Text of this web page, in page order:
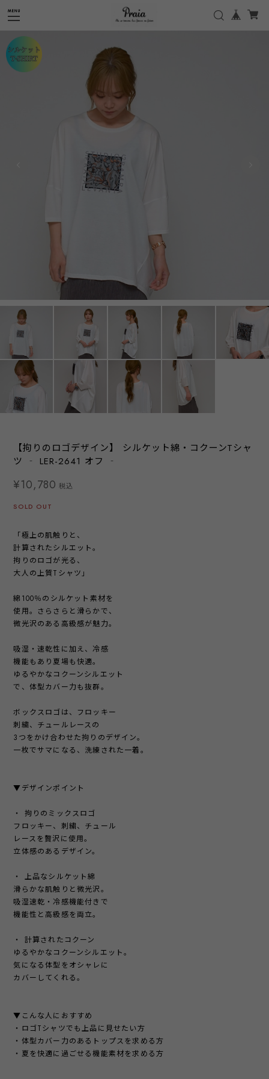
【拘りのロゴデザイン】 シルケット綿・コクーンTシャ
ツ ‐ LER-2641 オフ ‐
¥10,780 税込
SOLD OUT
「極上の肌触りと、
計算されたシルエット。
拘りのロゴが光る、
大人の上質Tシャツ」
綿100％のシルケット素材を
使用。さらさらと滑らかで、
微光沢のある高級感が魅力。
吸湿・速乾性に加え、冷感
機能もあり夏場も快適。
ゆるやかなコクーンシルエット
で、体型カバー力も抜群。
ボックスロゴは、フロッキー
刺繍、チュールレースの
3つをかけ合わせた拘りのデザイン。
一枚でサマになる、洗練された一着。
▼デザインポイント
・ 拘りのミックスロゴ
フロッキー、刺繍、チュール
レースを贅沢に使用。
立体感のあるデザイン。
・ 上品なシルケット綿
滑らかな肌触りと微光沢。
吸湿速乾・冷感機能付きで
機能性と高級感を両立。
・ 計算されたコクーン
ゆるやかなコクーンシルエット。
気になる体型をオシャレに
カバーしてくれる。
▼こんな人におすすめ
・ロゴTシャツでも上品に見せたい方
・体型カバー力のあるトップスを求める方
・夏を快適に過ごせる機能素材を求める方